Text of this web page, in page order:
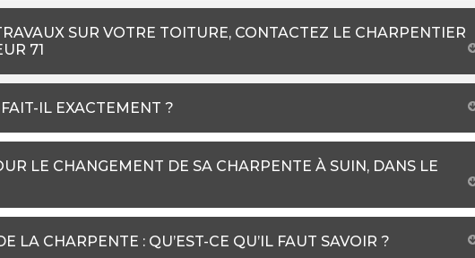
SUR VOTRE TOITURE, CONTACTEZ LE CHARPENTIER
71
IL EXACTEMENT ?
LE CHANGEMENT DE SA CHARPENTE À SUIN, DANS LE
LA CHARPENTE : QU’EST-CE QU’IL FAUT SAVOIR ?